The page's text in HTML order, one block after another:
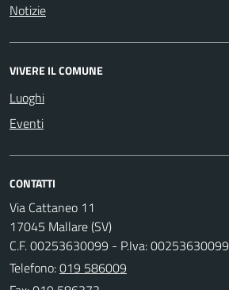
Notizie
VIVERE IL COMUNE
Luoghi
Eventi
CONTATTI
Via Cattaneo 11
17045 Mallare (SV)
C.F. 00253630099 - P.Iva: 00253630099
Telefono:019 586009